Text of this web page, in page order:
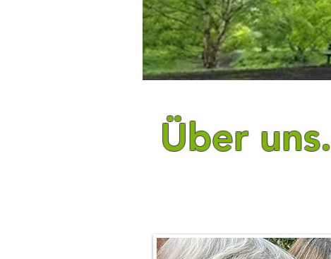
Über uns.